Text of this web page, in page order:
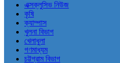
এক্সক্লুসিভ নিউজ
কৃষি
ক্যাম্পাস
খুলনা বিভাগ
খেলাধুলা
গণমাধ্যম
চট্টগ্রাম বিভাগ